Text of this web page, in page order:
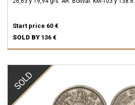
Start price 60 €
SOLD BY 136 €
SOLD